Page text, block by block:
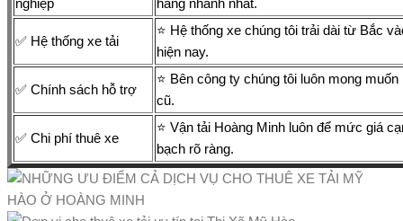
✅ Hệ thống xe tải
⭐ Hệ thống xe chúng tôi trải dài từ Bắc
hiện nay.
✅ Chính sách hỗ trợ
⭐ Bên công ty chúng tôi luôn mong
cũ.
✅ Chi phí thuê xe
⭐ Vận tải Hoàng Minh luôn để mức giá
bạch rõ ràng.